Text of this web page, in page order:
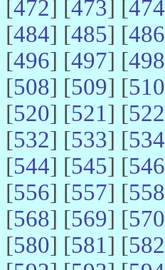
[472] [473] [474
[484] [485] [486
[496] [497] [498
[508] [509] [510
[520] [521] [522
[532] [533] [534
[544] [545] [546
[556] [557] [558
[568] [569] [570
[580] [581] [582